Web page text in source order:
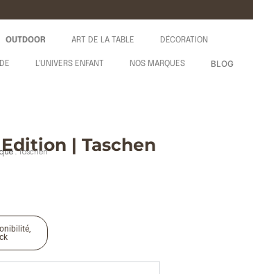
OUTDOOR ART DE LA TABLE DÉCORATION
L'UNIVERS ENFANT NOS MARQUES BLOG
| Taschen
:Taschen